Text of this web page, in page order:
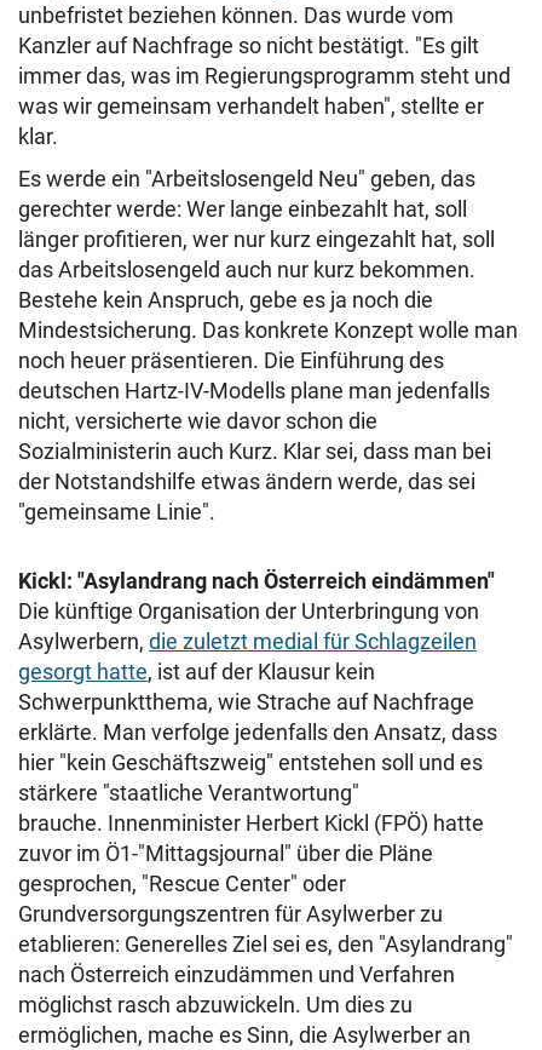
unbefristet beziehen können. Das wurde vom
Kanzler auf Nachfrage so nicht bestätigt. "Es gilt
immer das, was im Regierungsprogramm steht und
was wir gemeinsam verhandelt haben", stellte er
klar.
Es werde ein "Arbeitslosengeld Neu" geben, das
gerechter werde: Wer lange einbezahlt hat, soll
länger profitieren, wer nur kurz eingezahlt hat, soll
das Arbeitslosengeld auch nur kurz bekommen.
Bestehe kein Anspruch, gebe es ja noch die
Mindestsicherung. Das konkrete Konzept wolle man
noch heuer präsentieren. Die Einführung des
deutschen Hartz-IV-Modells plane man jedenfalls
nicht, versicherte wie davor schon die
Sozialministerin auch Kurz. Klar sei, dass man bei
der Notstandshilfe etwas ändern werde, das sei
"gemeinsame Linie".
Kickl: "Asylandrang nach Österreich eindämmen"
Die künftige Organisation der Unterbringung von
Asylwerbern, die zuletzt medial für Schlagzeilen
gesorgt hatte, ist auf der Klausur kein
Schwerpunktthema, wie Strache auf Nachfrage
erklärte. Man verfolge jedenfalls den Ansatz, dass
hier "kein Geschäftszweig" entstehen soll und es
stärkere "staatliche Verantwortung"
brauche. Innenminister Herbert Kickl (FPÖ) hatte
zuvor im Ö1-"Mittagsjournal" über die Pläne
gesprochen, "Rescue Center" oder
Grundversorgungszentren für Asylwerber zu
etablieren: Generelles Ziel sei es, den "Asylandrang"
nach Österreich einzudämmen und Verfahren
möglichst rasch abzuwickeln. Um dies zu
ermöglichen, mache es Sinn, die Asylwerber an